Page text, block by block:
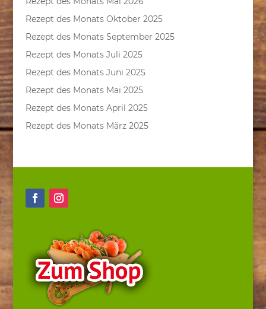
Rezept des Monats Oktober 2025
Rezept des Monats September 2025
Rezept des Monats Juli 2025
Rezept des Monats Juni 2025
Rezept des Monats Mai 2025
Rezept des Monats April 2025
Rezept des Monats März 2025